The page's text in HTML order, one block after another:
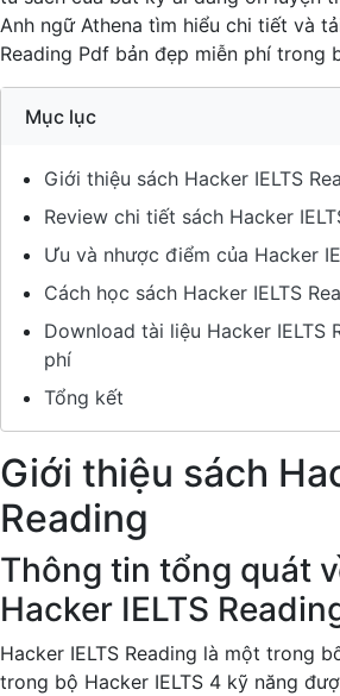
Anh ngữ Athena tìm hiểu chi tiết và
Reading Pdf bản đẹp miễn phí trong
Mục lục
Giới thiệu sách Hacker IELTS
Review chi tiết sách Hacker
Ưu và nhược điểm của Hacker
Cách học sách Hacker IELTS
Download tài liệu Hacker IELTS
phí
Tổng kết
Giới thiệu sách
Reading
Thông tin tổng quát
Hacker IELTS
Hacker IELTS Reading là một trong
trong bộ Hacker IELTS 4 kỹ năng